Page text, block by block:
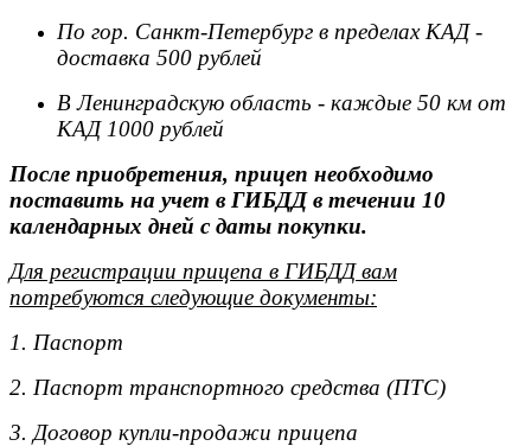
По гор. Санкт-Петербург в пределах КАД -
доставка 500 рублей
В Ленинградскую область - каждые 50 км от
КАД 1000 рублей
После приобретения, прицеп необходимо
поставить на учет в ГИБДД в течении 10
календарных дней с даты покупки.
Для регистрации прицепа в ГИБДД вам
потребуются следующие документы:
1. Паспорт
2. Паспорт транспортного средства (ПТС)
3. Договор купли-продажи прицепа